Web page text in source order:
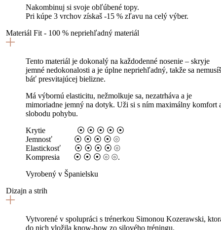
Nakombinuj si svoje obľúbené topy.
Pri kúpe 3 vrchov získaš -15 % zľavu na celý výber.
Materiál Fit - 100 % nepriehľadný materiál
Tento materiál je dokonalý na každodenné nosenie – skryje
jemné nedokonalosti a je úplne nepriehľadný, takže sa nemusíš
báť presvitajúcej bielizne.
Má výbornú elasticitu, nežmolkuje sa, nezatrháva a je
mimoriadne jemný na dotyk. Uži si s ním maximálny komfort
slobodu pohybu.
Krytie ⦿ ⦿ ⦿ ⦿ ⦿
Jemnosť ⦿ ⦿ ⦿ ⦿ ⦾
Elastickosť ⦿ ⦿ ⦿ ⦿ ⦾
Kompresia ⦿ ⦿ ⦿ ⦾ ⦾.
Vyrobený v Španielsku
Dizajn a strih
Vytvorené v spolupráci s trénerkou Simonou Kozerawski,
do nich vložila know-how zo silového tréningu.